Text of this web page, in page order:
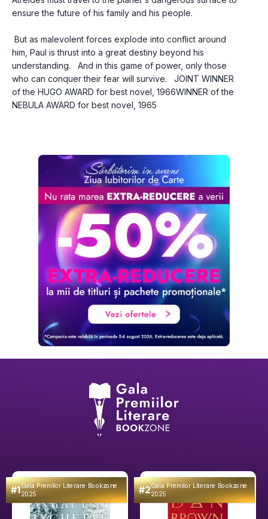
ensure the future of his family and his people.
him, Paul is thrust into a great destiny beyond his
understanding.   And in this game of power, only those
who can conquer their fear will survive.   JOINT WINNER
of the HUGO AWARD for best novel, 1966WINNER of the
NEBULA AWARD for best novel, 1965
#1Gala Premilor Literare Bookzone
2025 #2Gala Premilor Literare Bookzone
2025